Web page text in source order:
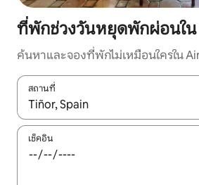
ที่พักช่วงวันหยุดพักผ่อนใ
ค้นหาและจองที่พักไม่เหมือนใครใน
สถานที่
ใช้ลูกศรขึ้นลง หรือใช้การสัมผัสหรือปัด เ
เช็คอิน